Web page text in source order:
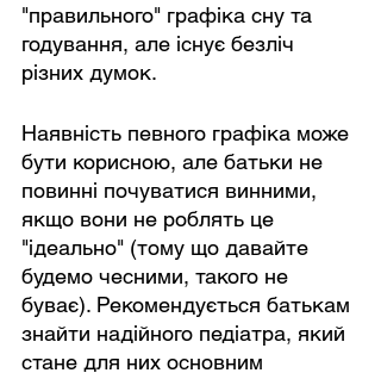
"правильного" графіка сну та
годування, але існує безліч
різних думок.
Наявність певного графіка може
бути корисною, але батьки не
повинні почуватися винними,
якщо вони не роблять це
"ідеально" (тому що давайте
будемо чесними, такого не
буває). Рекомендується батькам
знайти надійного педіатра, який
стане для них основним